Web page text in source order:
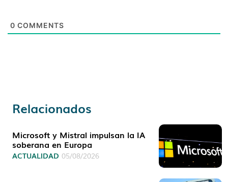
0 COMMENTS
Relacionados
Microsoft y Mistral impulsan la IA
soberana en Europa
ACTUALIDAD 05/08/2026